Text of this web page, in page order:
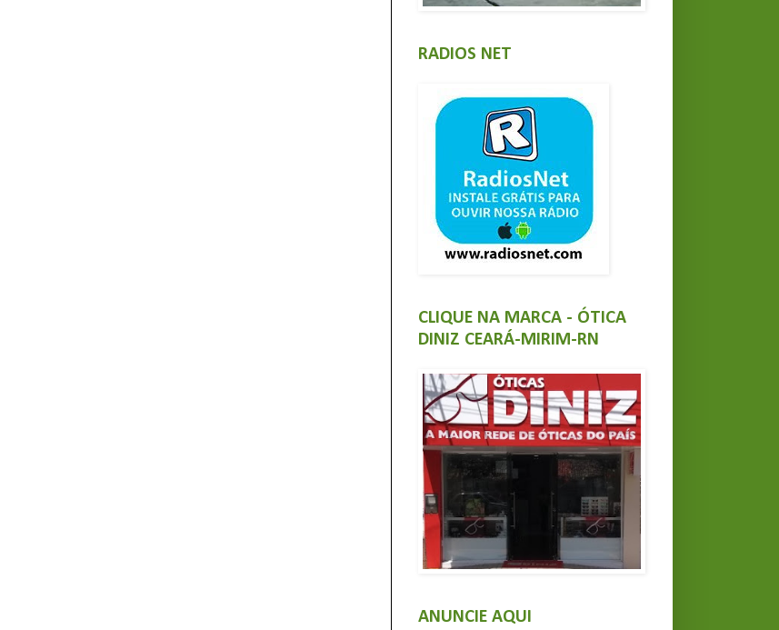
RADIOS NET
CLIQUE NA MARCA - ÓTICA
DINIZ CEARÁ-MIRIM-RN
ANUNCIE AQUI